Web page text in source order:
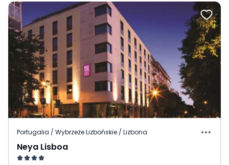
Portugalia / Wybrzeże Lizbońskie / Lizbona
Neya Lisboa